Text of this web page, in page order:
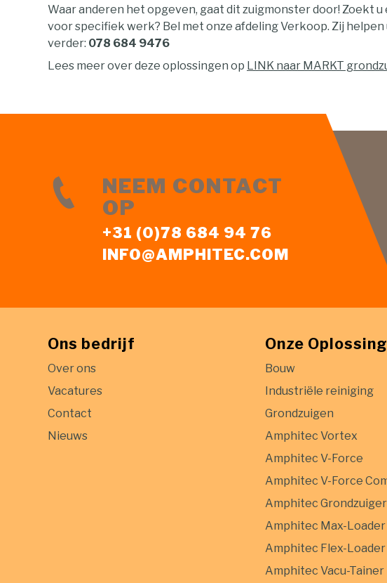
Waar anderen het opgeven, gaat dit zuigmonster door! Zoekt u
voor specifiek werk? Bel met onze afdeling Verkoop. Zij helpen
verder: 078 684 9476
Lees meer over deze oplossingen op LINK naar MARKT
NEEM CONTACT
OP
+31 (0)78 684 94 76
INFO@AMPHITEC.COM
Ons bedrijf
Over ons
Vacatures
Contact
Nieuws
Onze
Bouw
Industriële reiniging
Grondzuigen
Amphitec Vortex
Amphitec V-Force
Amphitec V-Force
Amphitec Grondzuiger
Amphitec Max-Loader
Amphitec Flex-Loader
Amphitec Vacu-Tainer